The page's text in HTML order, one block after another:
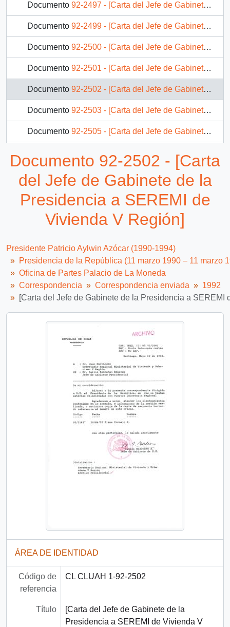
Documento 92-2497 - [Carta del Jefe de Gabinete de la Presidencia a Gerente General Codelco División El Teniente]
Documento 92-2499 - [Carta del Jefe de Gabinete de la Presidencia a Subsecretario de Desarrollo Regional y Administrativo]
Documento 92-2500 - [Carta del Jefe de Gabinete de la Presidencia a Director de División Gobierno Interior]
Documento 92-2501 - [Carta del Jefe de Gabinete de la Presidencia a Subsecretaria de Vivienda]
Documento 92-2502 - [Carta del Jefe de Gabinete de la Presidencia a SEREMI de Vivienda V Región]
Documento 92-2503 - [Carta del Jefe de Gabinete de la Presidencia a Alcalde de Angol]
Documento 92-2505 - [Carta del Jefe de Gabinete de la Presidencia a SEREMI de Vivienda XII Región]
92-2507 - [Carta del Jefe de Gabinete de la Presidencia a Presidente del Banco del Estado de Chile]
Documento 92-2780 - [Carta del Jefe de Gabinete de la Presidencia a Alcalde de Vilcún]
196 más...
Documento 92-2502 - [Carta
del Jefe de Gabinete de la
Presidencia a SEREMI de
Vivienda V Región]
Presidente Patricio Aylwin Azócar (1990-1994)
Presidencia de la República (11 marzo 1990 – 11 marzo
Oficina de Partes Palacio de La Moneda
Correspondencia
Correspondencia enviada
1992
[Carta del Jefe de Gabinete de la Presidencia a SEREMI
ÁREA DE IDENTIDAD
Código de
referencia
CL CLUAH 1-92-2502
Título
[Carta del Jefe de Gabinete de la
Presidencia a SEREMI de Vivienda V